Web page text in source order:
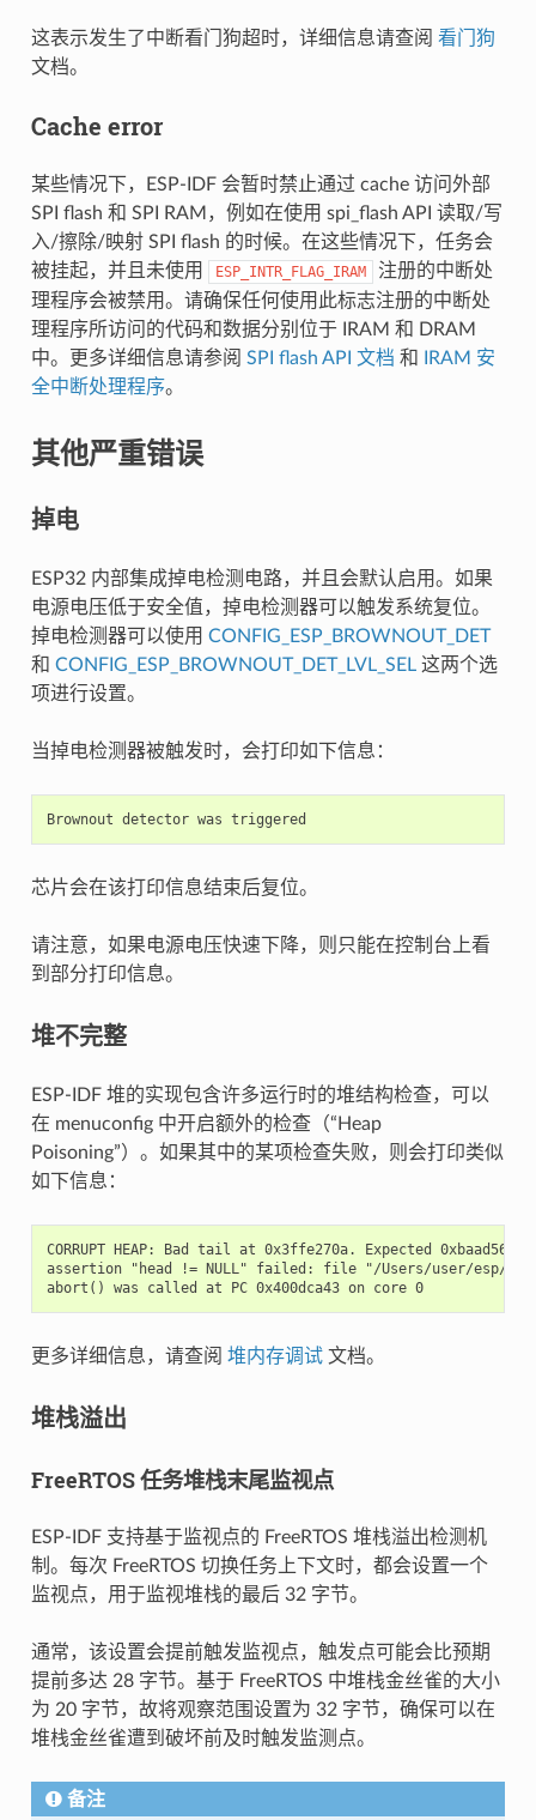
这表示发生了中断看门狗超时，详细信息请查阅 看门狗
文档。
Cache error
某些情况下，ESP-IDF 会暂时禁止通过 cache 访问外部
SPI flash 和 SPI RAM，例如在使用 spi_flash API 读取/写
入/擦除/映射 SPI flash 的时候。在这些情况下，任务会
被挂起，并且未使用
ESP_INTR_FLAG_IRAM
注册的中断处
理程序会被禁用。请确保任何使用此标志注册的中断处
理程序所访问的代码和数据分别位于 IRAM 和 DRAM
中。更多详细信息请参阅 SPI flash API 文档 和
IRAM 安
全中断处理程序。
其他严重错误
掉电
ESP32 内部集成掉电检测电路，并且会默认启用。如果
电源电压低于安全值，掉电检测器可以触发系统复位。
掉电检测器可以使用 CONFIG_ESP_BROWNOUT_DET
和 CONFIG_ESP_BROWNOUT_DET_LVL_SEL这两个选
项进行设置。
当掉电检测器被触发时，会打印如下信息：
芯片会在该打印信息结束后复位。
请注意，如果电源电压快速下降，则只能在控制台上看
到部分打印信息。
堆不完整
ESP-IDF 堆的实现包含许多运行时的堆结构检查，可以
在 menuconfig 中开启额外的检查（“Heap
Poisoning”）。如果其中的某项检查失败，则会打印类似
如下信息：
CORRUPT HEAP: Bad tail at 0x3ffe270a. Expected 0xbaad5678
assertion "head != NULL" failed: file "/Users/user/esp/
abort() was called at PC 0x400dca43 on core 0
更多详细信息，请查阅 堆内存调试文档。
堆栈溢出
FreeRTOS 任务堆栈末尾监视点
ESP-IDF 支持基于监视点的 FreeRTOS 堆栈溢出检测机
制。每次 FreeRTOS 切换任务上下文时，都会设置一个
监视点，用于监视堆栈的最后 32 字节。
通常，该设置会提前触发监视点，触发点可能会比预期
提前多达 28 字节。基于 FreeRTOS 中堆栈金丝雀的大小
为 20 字节，故将观察范围设置为 32 字节，确保可以在
堆栈金丝雀遭到破坏前及时触发监测点。
备注